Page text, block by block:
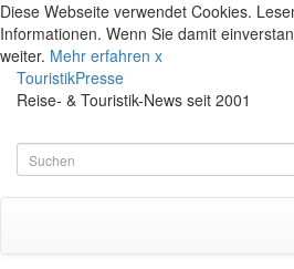
Diese Webseite verwendet Cookies.
Informationen. Wenn Sie damit
weiter. Mehr erfahren x
TouristikPresse
Reise- & Touristik-News seit 2001